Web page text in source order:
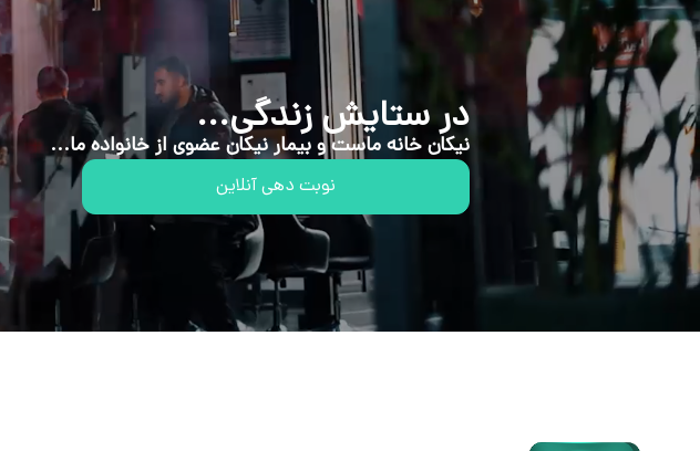
در ستایش زندگی...
نیکان خانه ماست و بیمار نیکان عضوی از خانواده ما...
نوبت دهی آنلاین